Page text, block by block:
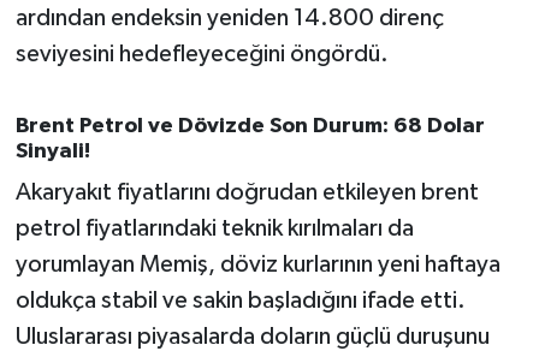
ardından endeksin yeniden 14.800 direnç
seviyesini hedefleyeceğini öngördü.
Brent Petrol ve Dövizde Son Durum: 68 Dolar
Sinyali!
Akaryakıt fiyatlarını doğrudan etkileyen brent
petrol fiyatlarındaki teknik kırılmaları da
yorumlayan Memiş, döviz kurlarının yeni haftaya
oldukça stabil ve sakin başladığını ifade etti.
Uluslararası piyasalarda doların güçlü duruşunu